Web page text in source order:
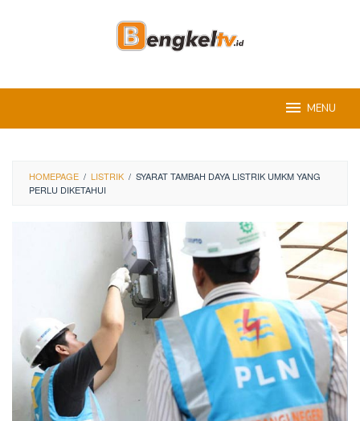
MENU
HOMEPAGE / LISTRIK / SYARAT TAMBAH DAYA LISTRIK UMKM YANG
PERLU DIKETAHUI